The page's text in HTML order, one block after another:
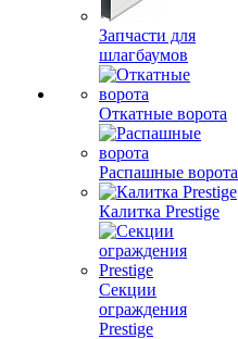
Запчасти для
шлагбаумов
Откатные ворота
Распашные ворота
Калитка Prestige
Секции
ограждения
Prestige